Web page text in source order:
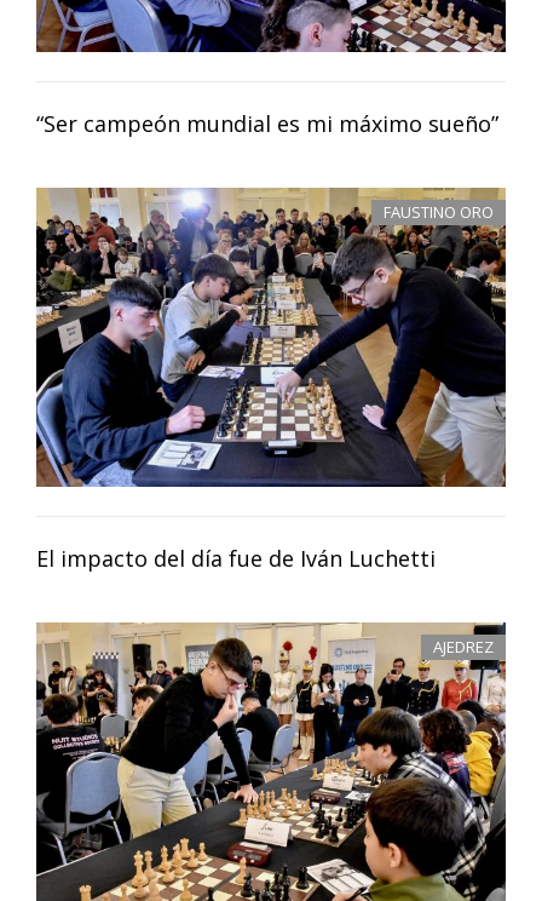
“Ser campeón mundial es mi máximo sueño”
FAUSTINO ORO
El impacto del día fue de Iván Luchetti
AJEDREZ